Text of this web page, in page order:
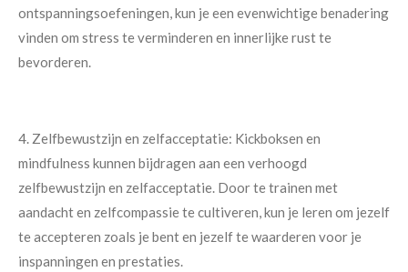
ontspanningsoefeningen, kun je een evenwichtige benadering
vinden om stress te verminderen en innerlijke rust te
bevorderen.
4. Zelfbewustzijn en zelfacceptatie: Kickboksen en
mindfulness kunnen bijdragen aan een verhoogd
zelfbewustzijn en zelfacceptatie. Door te trainen met
aandacht en zelfcompassie te cultiveren, kun je leren om jezelf
te accepteren zoals je bent en jezelf te waarderen voor je
inspanningen en prestaties.